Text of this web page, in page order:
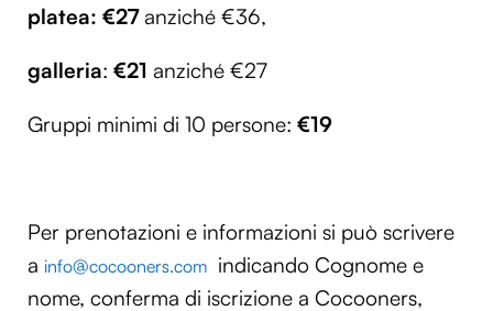
platea: €27 anziché €36,
galleria: €21 anziché €27
Gruppi minimi di 10 persone: €19
Per prenotazioni e informazioni si può scrivere
a info@cocooners.com indicando Cognome e
nome, conferma di iscrizione a Cocooners,